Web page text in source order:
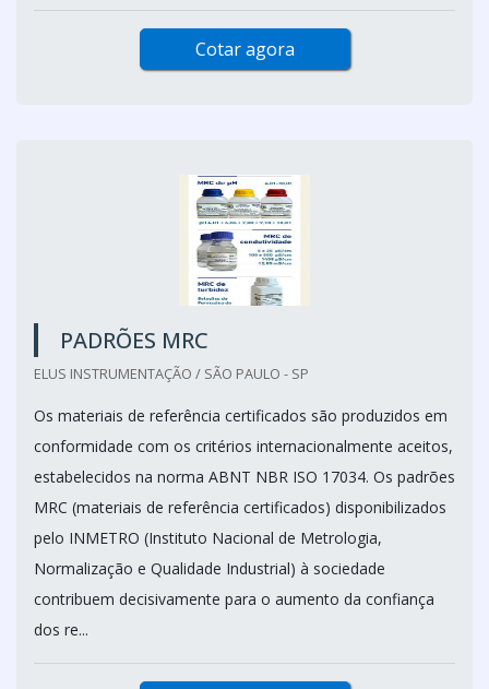
Cotar agora
PADRÕES MRC
ELUS INSTRUMENTAÇÃO / SÃO PAULO - SP
Os materiais de referência certificados são produzidos em
conformidade com os critérios internacionalmente aceitos,
estabelecidos na norma ABNT NBR ISO 17034. Os padrões
MRC (materiais de referência certificados) disponibilizados
pelo INMETRO (Instituto Nacional de Metrologia,
Normalização e Qualidade Industrial) à sociedade
contribuem decisivamente para o aumento da confiança
dos re...